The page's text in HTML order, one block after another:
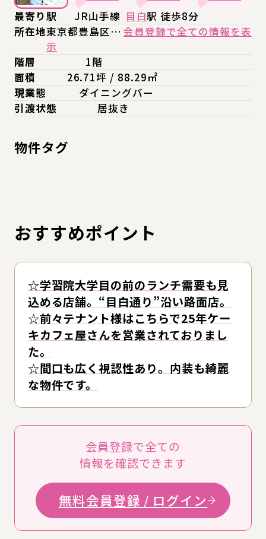
最寄り駅 JR山手線 目白駅 徒歩8分
所在地東京都豊島区… 会員登録で全ての情報を表
示
階層
1階
面積
26.71坪 / 88.29㎡
現業態
ダイニングバー
引渡状態
居抜き
物件タグ
おすすめポイント
☆学習院大学目の前のランチ需要も見
込める店舗。“目白通り”沿い路面店。
☆前々テナント様はこちらで25年ケー
キカフェ屋さんを営業されておりまし
た。
☆間口も広く視認性あり。内装も綺麗
な物件です。
会員登録で全ての
情報を確認できます
無料会員登録 / ログイン